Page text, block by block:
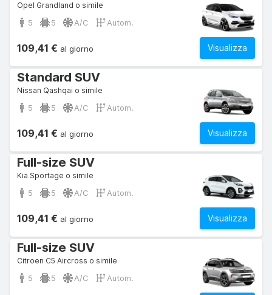
Opel Grandland o simile
5 5 A/C Autom.
Visualizza
109,41 € al giorno
Standard SUV
Nissan Qashqai o simile
5 5 A/C Autom.
Visualizza
109,41 € al giorno
Full-size SUV
Kia Sportage o simile
5 5 A/C Autom.
Visualizza
109,41 € al giorno
Full-size SUV
Citroen C5 Aircross o simile
5 5 A/C Autom.